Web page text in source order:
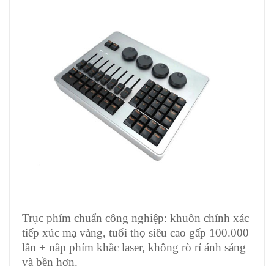
Trục phím chuẩn công nghiệp: khuôn chính xác
tiếp xúc mạ vàng, tuổi thọ siêu cao gấp 100.000
lần + nắp phím khắc laser, không rò rỉ ánh sáng
và bền hơn.